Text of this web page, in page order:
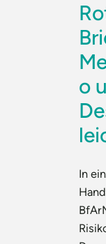
o
In